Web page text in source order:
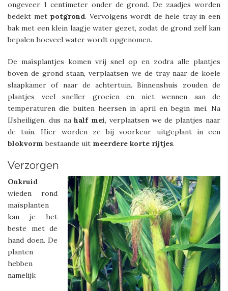
ongeveer 1 centimeter onder de grond. De zaadjes worden
bedekt met potgrond. Vervolgens wordt de hele tray in een
bak met een klein laagje water gezet, zodat de grond zelf kan
bepalen hoeveel water wordt opgenomen.
De maïsplantjes komen vrij snel op en zodra alle plantjes
boven de grond staan, verplaatsen we de tray naar de koele
slaapkamer of naar de achtertuin. Binnenshuis zouden de
plantjes veel sneller groeien en niet wennen aan de
temperaturen die buiten heersen in april en begin mei. Na
IJsheiligen, dus nahalf mei, verplaatsen we de plantjes naar
de tuin. Hier worden ze bij voorkeur uitgeplant in een
blokvormbestaande uit meerdere korte rijtjes.
Verzorgen
Onkruid
wieden rond
maïsplanten
kan je het
beste met de
hand doen. De
planten
hebben
namelijk